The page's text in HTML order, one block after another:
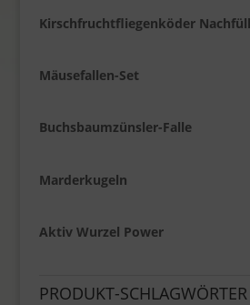
Kirschfruchtfliegenköder
Mäusefallen-Set
Buchsbaumzünsler-Falle
Marderkugeln
Aktiv Wurzel Power
PRODUKT-SCHLAGWÖRTER